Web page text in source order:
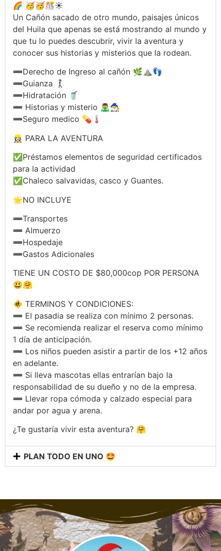
🌈 🥳🥳🎊☀️
Un Cañón sacado de otro mundo, paisajes únicos
del Huila que apenas se está mostrando al mundo y
que tu lo puedes descubrir, vivir la aventura y
conocer sus historias y misterios que la rodean.
➖Derecho de Ingreso al cañón 🌿⛰️👣
➖Guianza 🚶‍♀️
➖Hidratación 🥤
➖ Historias y misterio 🧟‍♂️🧙‍♂️
➖Seguro medico 💊🌡️
👷🏻‍♀️ PARA LA AVENTURA
✅Préstamos elementos de seguridad certificados
para la actividad
✅Chaleco salvavidas, casco y Guantes.
🌟NO INCLUYE
➖Transportes
➖ Almuerzo
➖Hospedaje
➖Gastos Adicionales
TIENE UN COSTO DE $80,000cop POR PERSONA
😃🤗
🚸 TERMINOS Y CONDICIONES:
➖ El pasadia se realiza con mínimo 2 personas.
➖ Se recomienda realizar el reserva como mínimo
1 día de anticipación.
➖ Los niños pueden asistir a partir de los +12 años
en adelante.
➖ Si lleva mascotas ellas entrarían bajo la
responsabilidad de su dueño y no de la empresa.
➖ Llevar ropa cómoda y calzado especial para
andar por agua y arena.
¿Te gustaría vivir esta aventura? 🤗
PLAN TODO EN UNO 🤩